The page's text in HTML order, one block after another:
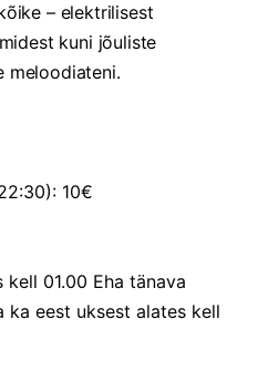
– elektrilisest
kuni jõuliste
meloodiateni.
10€
kell 01.00 Eha tänava
eest uksest alates kell